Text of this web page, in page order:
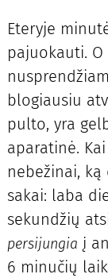
Eteryje
pajuokauti.
blogiausiu
pulto, yra
aparatinė.
nebežinai,
sakai: laba
sekundžių
persijungia į
6 minučių